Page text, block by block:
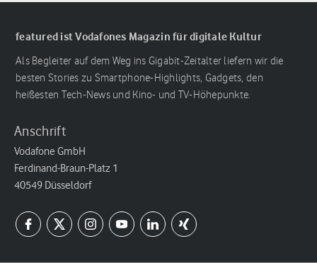
featured ist Vodafones Magazin für digitale Kultur
Als Begleiter auf dem Weg ins Gigabit-Zeitalter liefern wir die
besten Stories zu Smartphone-Highlights, Gadgets, den
heißesten Tech-News und Kino- und TV-Höhepunkte.
Anschrift
Vodafone GmbH
Ferdinand-Braun-Platz 1
40549 Düsseldorf